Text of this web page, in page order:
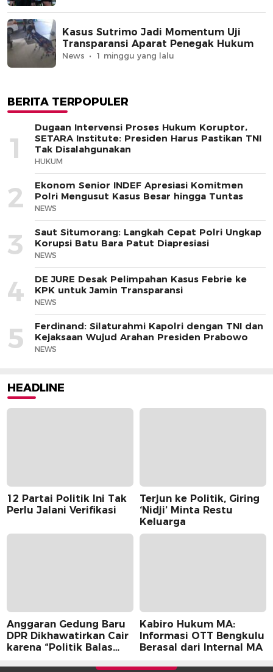
Kasus Sutrimo Jadi Momentum Uji
Transparansi Aparat Penegak Hukum
News 1 minggu yang lalu
BERITA TERPOPULER
1
Dugaan Intervensi Proses Hukum Koruptor,
SETARA Institute: Presiden Harus Pastikan TNI
Tak Disalahgunakan
HUKUM
2
Ekonom Senior INDEF Apresiasi Komitmen
Polri Mengusut Kasus Besar hingga Tuntas
NEWS
3
Saut Situmorang: Langkah Cepat Polri Ungkap
Korupsi Batu Bara Patut Diapresiasi
NEWS
4
DE JURE Desak Pelimpahan Kasus Febrie ke
KPK untuk Jamin Transparansi
NEWS
5
Ferdinand: Silaturahmi Kapolri dengan TNI dan
Kejaksaan Wujud Arahan Presiden Prabowo
NEWS
HEADLINE
12 Partai Politik Ini Tak
Perlu Jalani Verifikasi
Terjun ke Politik, Giring
‘Nidji’ Minta Restu
Keluarga
Anggaran Gedung Baru
DPR Dikhawatirkan Cair
karena “Politik Balas
Kabiro Hukum MA:
Informasi OTT Bengkulu
Berasal dari Internal MA